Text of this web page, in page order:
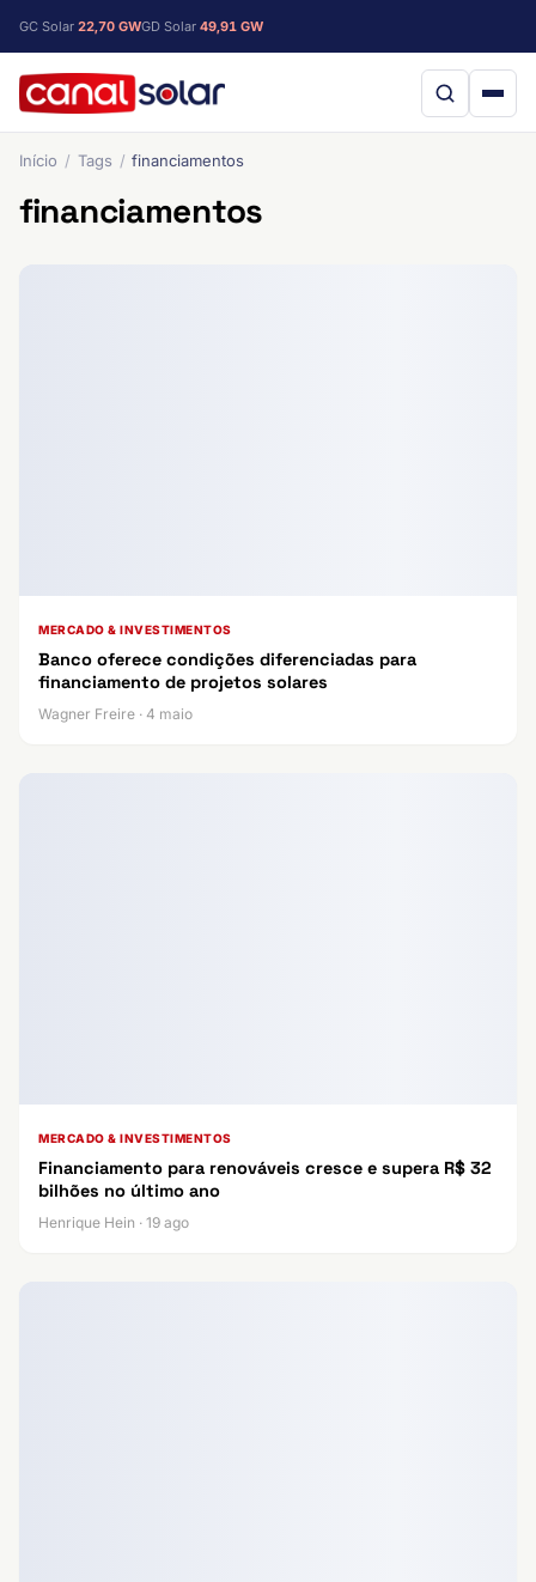
GC Solar 22,70 GWGD Solar 49,91 GW
Início Tags financiamentos
financiamentos
MERCADO & INVESTIMENTOS
Banco oferece condições diferenciadas para
financiamento de projetos solares
Wagner Freire · 4 maio
MERCADO & INVESTIMENTOS
Financiamento para renováveis cresce e supera R$ 32
bilhões no último ano
Henrique Hein · 19 ago